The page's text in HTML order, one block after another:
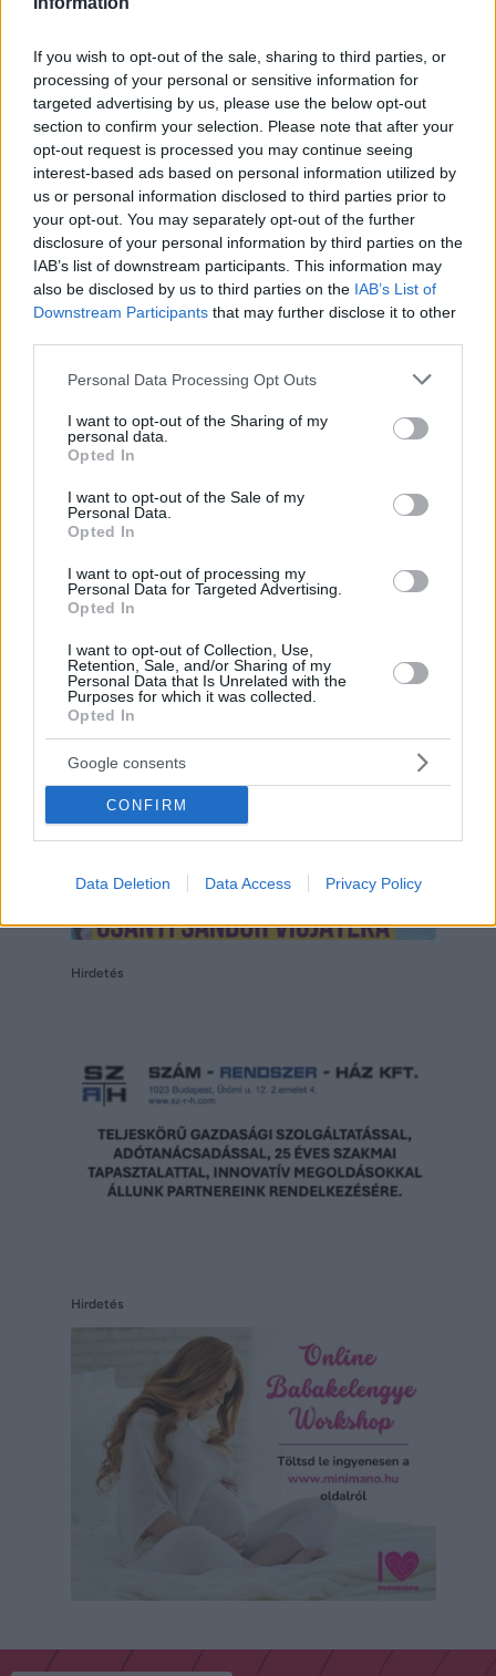
If you wish to opt-out of the sale, sharing to third parties, or
processing of your personal or sensitive information for
targeted advertising by us, please use the below opt-out
section to confirm your selection. Please note that after your
opt-out request is processed you may continue seeing
interest-based ads based on personal information utilized by
us or personal information disclosed to third parties prior to
your opt-out. You may separately opt-out of the further
disclosure of your personal information by third parties on the
IAB’s list of downstream participants. This information may
also be disclosed by us to third parties on the IAB’s List of
Downstream Participants that may further disclose it to other
Please note that this website/app uses one or more Google
not limited to your visit or usage behaviour. You may click to
grant or deny consent to Google and its third-party tags to
use your data for below specified purposes in below Google
consent section.
Personal Data Processing Opt Outs
I want to opt-out of the Sharing of my
personal data.
Opted In
I want to opt-out of the Sale of my
Personal Data.
Opted In
I want to opt-out of processing my
Personal Data for Targeted Advertising.
Opted In
I want to opt-out of Collection, Use,
Retention, Sale, and/or Sharing of my
Personal Data that Is Unrelated with the
Purposes for which it was collected.
Opted In
Google consents
CONFIRM
Data Deletion Data Access Privacy Policy
Hirdetés
Hirdetés
Hirdetés
Hirdetés